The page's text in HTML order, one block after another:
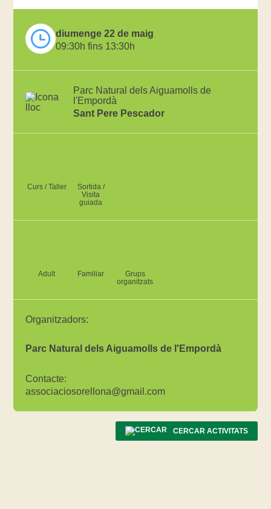
diumenge 22 de maig
09:30h fins 13:30h
Parc Natural dels Aiguamolls de
l'Empordà
Sant Pere Pescador
Curs / Taller
Sortida /
Visita
guiada
Adult Familiar
Grups
organitzats
Organitzadors:
Parc Natural dels Aiguamolls de l'Empordà
Contacte:
associaciosorellona@gmail.com
CERCAR ACTIVITATS